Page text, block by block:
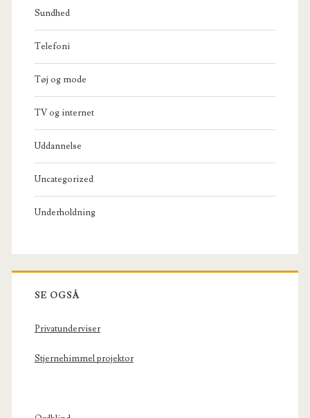
Sundhed
Telefoni
Tøj og mode
TV og internet
Uddannelse
Uncategorized
Underholdning
SE OGSÅ
Privatunderviser
Stjernehimmel projektor